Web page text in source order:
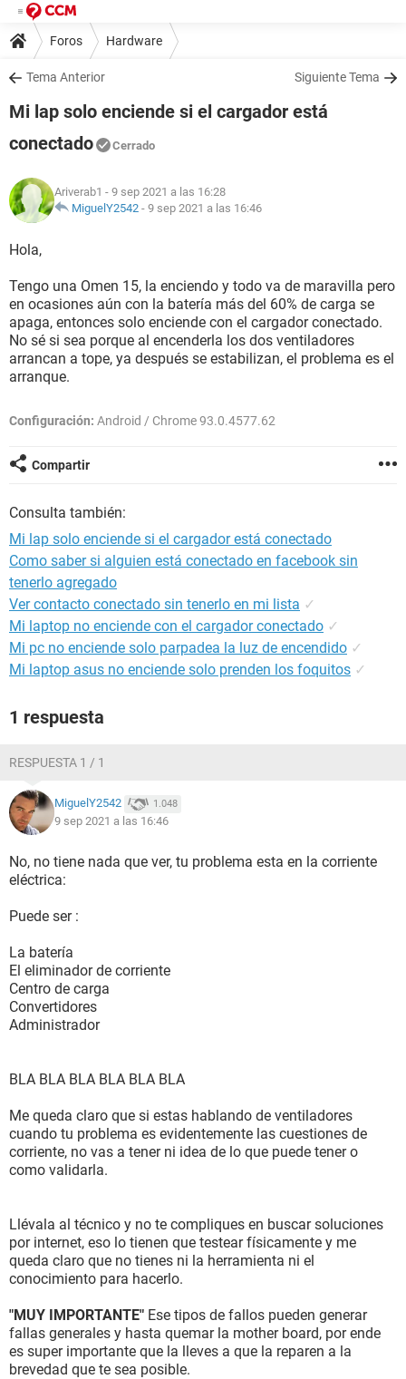
Foros Hardware
Tema Anterior Siguiente Tema
Mi lap solo enciende si el cargador está
conectado
Cerrado
Ariverab1 - 9 sep 2021 a las 16:28
MiguelY2542 - 9 sep 2021 a las 16:46
Hola,
Tengo una Omen 15, la enciendo y todo va de maravilla pero
en ocasiones aún con la batería más del 60% de carga se
apaga, entonces solo enciende con el cargador conectado.
No sé si sea porque al encenderla los dos ventiladores
arrancan a tope, ya después se estabilizan, el problema es el
arranque.
Configuración: Android / Chrome 93.0.4577.62
Compartir
Consulta también:
Mi lap solo enciende si el cargador está conectado
Como saber si alguien está conectado en facebook sin
tenerlo agregado
Ver contacto conectado sin tenerlo en mi lista ✓
Mi laptop no enciende con el cargador conectado ✓
Mi pc no enciende solo parpadea la luz de encendido ✓
Mi laptop asus no enciende solo prenden los foquitos ✓
1 respuesta
RESPUESTA 1 / 1
MiguelY2542 1.048
9 sep 2021 a las 16:46
No, no tiene nada que ver, tu problema esta en la corriente
eléctrica:
Puede ser :
La batería
El eliminador de corriente
Centro de carga
Convertidores
Administrador
BLA BLA BLA BLA BLA BLA
Me queda claro que si estas hablando de ventiladores
cuando tu problema es evidentemente las cuestiones de
corriente, no vas a tener ni idea de lo que puede tener o
como validarla.
Llévala al técnico y no te compliques en buscar soluciones
por internet, eso lo tienen que testear físicamente y me
queda claro que no tienes ni la herramienta ni el
conocimiento para hacerlo.
"MUY IMPORTANTE" Ese tipos de fallos pueden generar
fallas generales y hasta quemar la mother board, por ende
es super importante que la lleves a que la reparen a la
brevedad que te sea posible.